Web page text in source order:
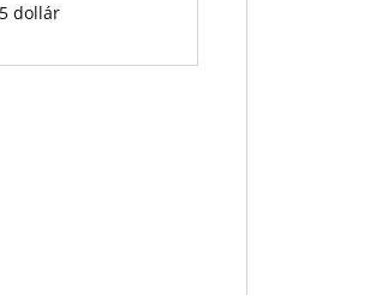
5 dollár